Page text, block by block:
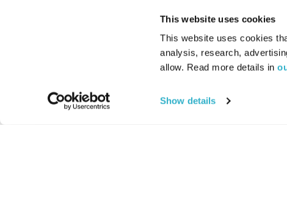
This website uses cookies
This website uses cookies
analysis, research,
allow. Read more details in
Show details